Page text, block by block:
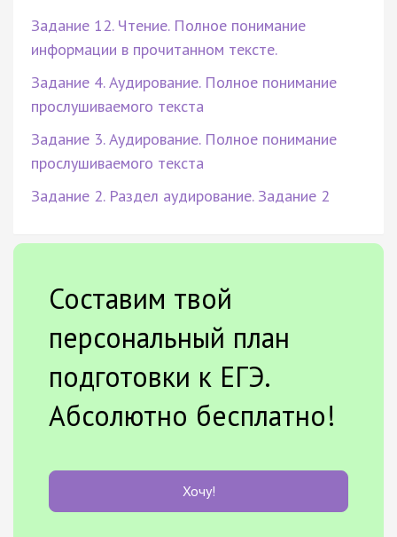
Задание 12. Чтение. Полное понимание
информации в прочитанном тексте.
Задание 4. Аудирование. Полное понимание
прослушиваемого текста
Задание 3. Аудирование. Полное понимание
прослушиваемого текста
Задание 2. Раздел аудирование. Задание 2
Составим твой
персональный план
подготовки к ЕГЭ.
Абсолютно бесплатно!
Хочу!